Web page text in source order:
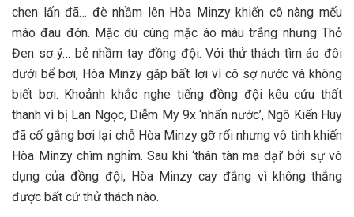
chen lấn đã… đè nhầm lên Hòa Minzy khiến cô nàng mếu
máo đau đớn. Mặc dù cùng mặc áo màu trắng nhưng Thỏ
Đen sơ ý… bẻ nhầm tay đồng đội. Với thử thách tìm áo đôi
dưới bể bơi, Hòa Minzy gặp bất lợi vì cô sợ nước và không
biết bơi. Khoảnh khắc nghe tiếng đồng đội kêu cứu thất
thanh vì bị Lan Ngọc, Diễm My 9x ‘nhấn nước’, Ngô Kiến Huy
đã cố gắng bơi lại chỗ Hòa Minzy gỡ rối nhưng vô tình khiến
Hòa Minzy chìm nghỉm. Sau khi ‘thân tàn ma dại’ bởi sự vô
dụng của đồng đội, Hòa Minzy cay đắng vì không thắng
được bất cứ thử thách nào.